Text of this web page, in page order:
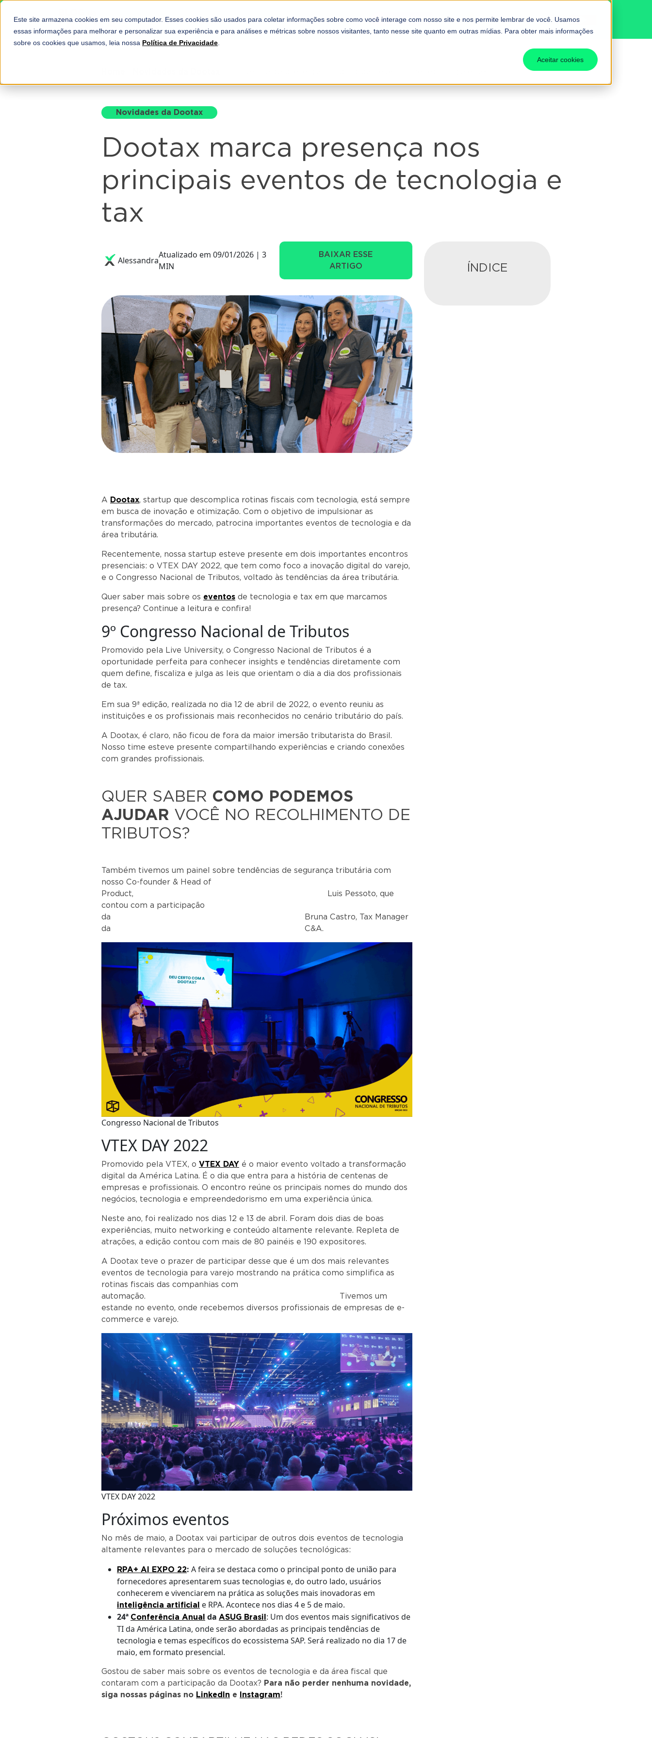
Este site armazena cookies em seu computador. Esses cookies são usados para coletar informações sobre como você interage com nosso site e nos permite lembrar de você. Usamos
essas informações para melhorar e personalizar sua experiência e para análises e métricas sobre nossos visitantes, tanto nesse site quanto em outras mídias. Para obter mais informações
sobre os cookies que usamos, leia nossa Política de Privacidade
Aceitar cookies
SOLUÇÕES A DOOTAX COMPLIANCEPARCEIROS REFORMA TRIBUTÁRIA Fale conosco
Novidades da Dootax
Dootax marca presença nos
principais eventos de tecnologia e
tax
Alessandra
Atualizado em 09/01/2026 | 3
MIN
BAIXAR ESSE
ARTIGO
A Dootax, startup que descomplica rotinas fiscais com tecnologia, está sempre
em busca de inovação e otimização. Com o objetivo de impulsionar as
transformações do mercado, patrocina importantes eventos de tecnologia e da
área tributária.
Recentemente, nossa startup esteve presente em dois importantes encontros
presenciais: o VTEX DAY 2022, que tem como foco a inovação digital do varejo,
e o Congresso Nacional de Tributos, voltado às tendências da área tributária.
Quer saber mais sobre os eventos de tecnologia e tax em que marcamos
presença? Continue a leitura e confira!
9º Congresso Nacional de Tributos
Promovido pela Live University, o Congresso Nacional de Tributos é a
oportunidade perfeita para conhecer insights e tendências diretamente com
quem define, fiscaliza e julga as leis que orientam o dia a dia dos profissionais
de tax.
Em sua 9ª edição, realizada no dia 12 de abril de 2022, o evento reuniu as
instituições e os profissionais mais reconhecidos no cenário tributário do país.
A Dootax, é claro, não ficou de fora da maior imersão tributarista do Brasil.
Nosso time esteve presente compartilhando experiências e criando conexões
com grandes profissionais.
QUER SABER COMO PODEMOS
AJUDAR VOCÊ NO RECOLHIMENTO DE
TRIBUTOS?
Também tivemos um painel sobre tendências de segurança tributária com
nosso Co-founder & Head of
Product, Luis Pessoto, que
contou com a participação
da Bruna Castro, Tax Manager
da C&A.
Congresso Nacional de Tributos
VTEX DAY 2022
Promovido pela VTEX, o VTEX DAY é o maior evento voltado a transformação
digital da América Latina. É o dia que entra para a história de centenas de
empresas e profissionais. O encontro reúne os principais nomes do mundo dos
negócios, tecnologia e empreendedorismo em uma experiência única.
Neste ano, foi realizado nos dias 12 e 13 de abril. Foram dois dias de boas
experiências, muito networking e conteúdo altamente relevante. Repleta de
atrações, a edição contou com mais de 80 painéis e 190 expositores.
A Dootax teve o prazer de participar desse que é um dos mais relevantes
eventos de tecnologia para varejo mostrando na prática como simplifica as
rotinas fiscais das companhias com
automação. Tivemos um
estande no evento, onde recebemos diversos profissionais de empresas de e-
commerce e varejo.
VTEX DAY 2022
Próximos eventos
No mês de maio, a Dootax vai participar de outros dois eventos de tecnologia
altamente relevantes para o mercado de soluções tecnológicas:
RPA+ AI EXPO 22: A feira se destaca como o principal ponto de união para
fornecedores apresentarem suas tecnologias e, do outro lado, usuários
conhecerem e vivenciarem na prática as soluções mais inovadoras em
inteligência artificial e RPA. Acontece nos dias 4 e 5 de maio.
24ª Conferência Anual da ASUG Brasil: Um dos eventos mais significativos de
TI da América Latina, onde serão abordadas as principais tendências de
tecnologia e temas específicos do ecossistema SAP. Será realizado no dia 17 de
maio, em formato presencial.
Gostou de saber mais sobre os eventos de tecnologia e da área fiscal que
contaram com a participação da Dootax? Para não perder nenhuma novidade,
siga nossas páginas no LinkedIn e Instagram!
ÍNDICE